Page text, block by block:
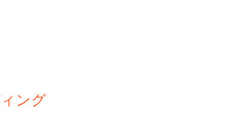
ング